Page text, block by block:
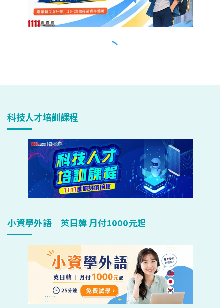
科技人才培訓課程
小資學外語｜英日韓 月付1000元起